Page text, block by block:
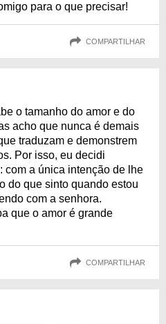
para o que precisar!
COMPARTILHAR
o tamanho do amor e do
acho que nunca é demais
traduzam e demonstrem
Por isso, eu decidi
com a única intenção de lhe
do que sinto quando estou
com a senhora.
que o amor é grande
COMPARTILHAR